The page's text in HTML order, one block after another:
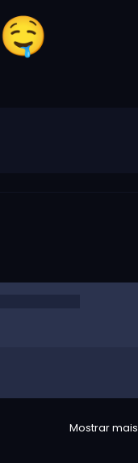
🤤
Mostrar mais